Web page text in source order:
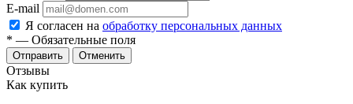
E-mail
Я согласен на обработку персональных данных
* — Обязательные поля
Отменить
Отзывы
Как купить